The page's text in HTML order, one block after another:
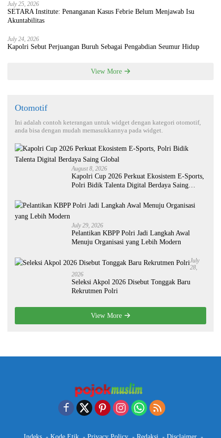
July 25, 2026
SETARA Institute: Penanganan Kasus Febrie Belum Menjawab Isu
Akuntabilitas
July 24, 2026
Kapolri Sebut Perjuangan Buruh Sebagai Pengabdian Seumur Hidup
View More
Otomotif
Ini adalah contoh keterangan untuk widget dengan kategori otomotif,
anda bisa dengan mudah memasukkannya pada widget.
August 8, 2026
Kapolri Cup 2026 Perkuat Ekosistem E-Sports,
Polri Bidik Talenta Digital Berdaya Saing
July 29, 2026
Pelantikan KBPP Polri Jadi Langkah Awal
Menuju Organisasi yang Lebih Modern
July
28,
2026
Seleksi Akpol 2026 Disebut Tonggak Baru
Rekrutmen Polri
View More